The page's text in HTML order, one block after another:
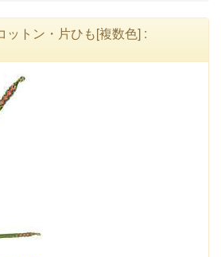
ットン・片ひも[複数色] :